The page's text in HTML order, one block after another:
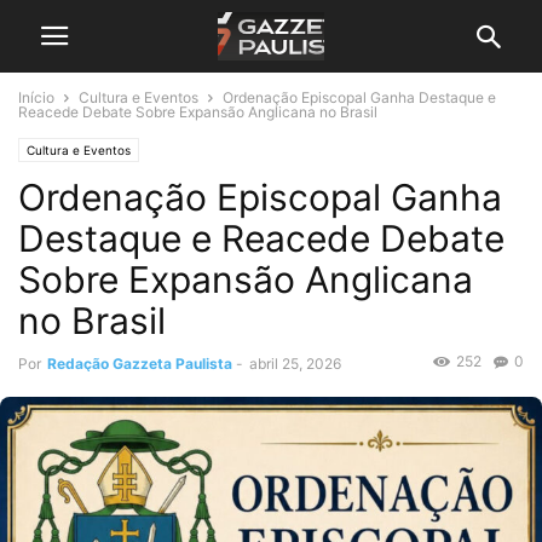
Início Cultura e Eventos
Ordenação Episcopal Ganha Destaque e
Reacede Debate Sobre Expansão Anglicana no Brasil
Cultura e Eventos
Ordenação Episcopal Ganha
Destaque e Reacede Debate
Sobre Expansão Anglicana
no Brasil
Por Redação Gazzeta Paulista - abril 25, 2026 0
252